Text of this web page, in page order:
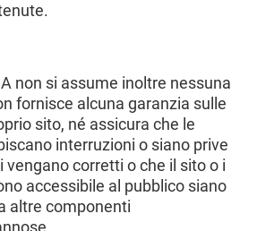
non si assume inoltre nessuna
fornisce alcuna garanzia sulle
sito, né assicura che le
interruzioni o siano prive
vengano corretti o che il sito o i
accessibile al pubblico siano
altre componenti